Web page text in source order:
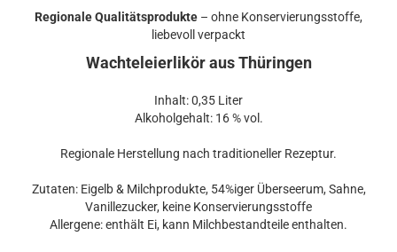
Regionale Qualitätsprodukte – ohne Konservierungsstoffe,
liebevoll verpackt
Wachteleierlikör aus Thüringen
Inhalt: 0,35 Liter
Alkoholgehalt: 16 % vol.
Regionale Herstellung nach traditioneller Rezeptur.
Zutaten: Eigelb & Milchprodukte, 54%iger Überseerum, Sahne,
Vanillezucker, keine Konservierungsstoffe
Allergene: enthält Ei, kann Milchbestandteile enthalten.